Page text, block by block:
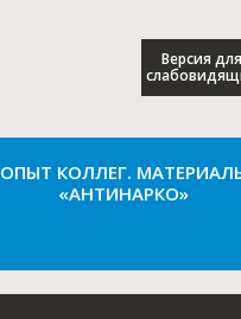
Версия для
ОПЫТ КОЛЛЕГ.
«АНТИНАРКО»